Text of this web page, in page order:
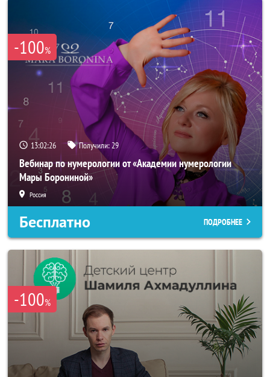
-100%
13:02:23 Получили:29
Вебинар по нумерологии от «Академии нумерологии
Мары Борониной»
Россия
Бесплатно ПОДРОБНЕЕ
-100%